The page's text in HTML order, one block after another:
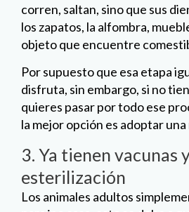
corren, saltan, sino que sus
los zapatos, la alfombra,
objeto que encuentre
Por supuesto que esa etapa
disfruta, sin embargo, si no
quieres pasar por todo ese
la mejor opción es adoptar
3. Ya tienen vacunas
esterilización
Los animales adultos